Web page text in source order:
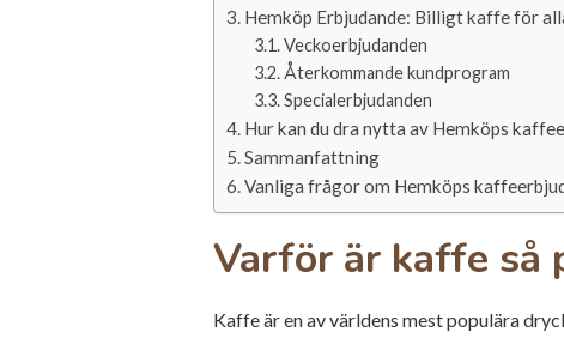
Hemköp Erbjudande: Billigt kaffe för
Veckoerbjudanden
Återkommande kundprogram
Specialerbjudanden
Hur kan du dra nytta av Hemköps
Sammanfattning
Vanliga frågor om Hemköps
Varför är kaffe så
Kaffe är en av världens mest populära